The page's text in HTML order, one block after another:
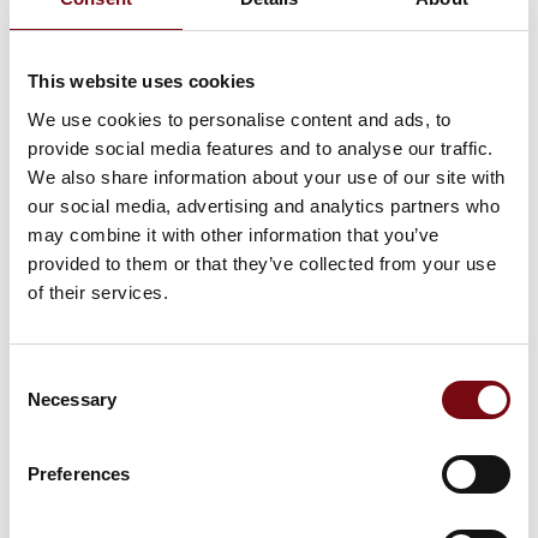
This website uses cookies
We use cookies to personalise content and ads, to
provide social media features and to analyse our traffic.
We also share information about your use of our site with
our social media, advertising and analytics partners who
may combine it with other information that you’ve
provided to them or that they’ve collected from your use
of their services.
Selection
Necessary
Preferences
𝗢𝗗𝗨 er nomineret til "Årets Produkt
2025"
Vi er begejstrede for at kunne meddele, at vores
ODU MEDI-SNAP® med Expanded Beam
Performance er blevet nomineret som et af Årets
Produkter 2025 af fagmagasinet Elektronik.
Dette innovative cirkul